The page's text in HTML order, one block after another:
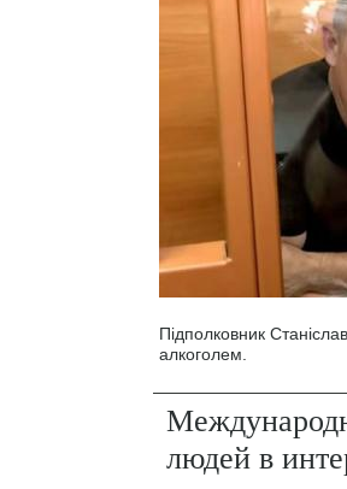
Підполковник
алкоголем.
людей в